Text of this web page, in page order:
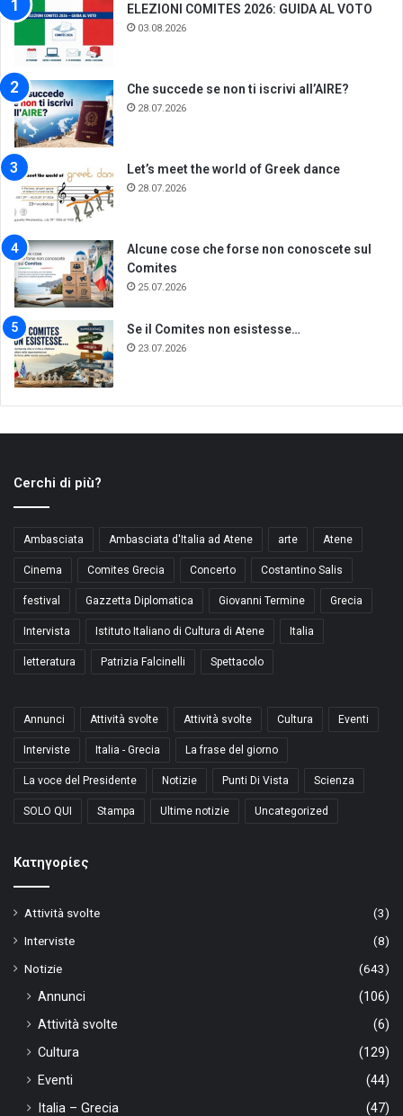
ELEZIONI COMITES 2026: GUIDA AL VOTO
03.08.2026
Che succede se non ti iscrivi all’AIRE?
28.07.2026
Let’s meet the world of Greek dance
28.07.2026
Alcune cose che forse non conoscete sul
Comites
25.07.2026
Se il Comites non esistesse…
23.07.2026
Cerchi di più?
Ambasciata Ambasciata d'Italia ad Atene arte Atene
Cinema Comites Grecia Concerto Costantino Salis
festival Gazzetta Diplomatica Giovanni Termine Grecia
Intervista Istituto Italiano di Cultura di Atene Italia
letteratura Patrizia Falcinelli Spettacolo
Annunci Attività svolte Attività svolte Cultura Eventi
Interviste Italia - Grecia La frase del giorno
La voce del Presidente Notizie Punti Di Vista Scienza
SOLO QUI Stampa Ultime notizie Uncategorized
Kατηγορίες
Attività svolte
(3)
Interviste
(8)
Notizie
(643)
Annunci
(106)
Attività svolte
(6)
Cultura
(129)
Eventi
(44)
Italia – Grecia
(47)